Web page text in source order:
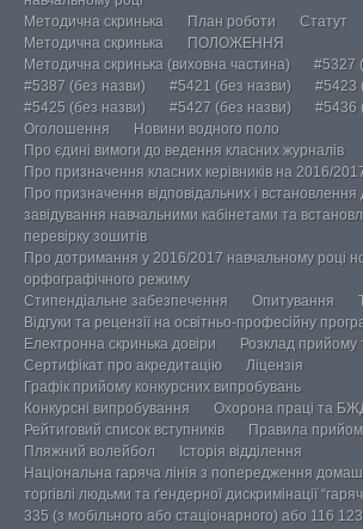
Методична скринька
План роботи Статут
Методична скринька
ПОЛОЖЕННЯ
Методична скринька (виховна частина)
#5327
#5387 (без назви)
#5421 (без назви)
#5423
#5425 (без назви)
#5427 (без назви)
#5436
Оголошення
Новини водного поло
Про єдині вимоги до ведення класних журналів
Про призначення класних керівників на 2016/
Про призначення відповідальних і встановлення
завідування навчальними кабінетами та
перевірку зошитів
Про дотримання у 2016/2017 навчальному році
орфографічного режиму
Стипендіальне забезпечення
Опитування
Відгуки та рецензії на освітньо-професійну
Електронна скринька довіри
Розклад прийому
Сертифікат про акредитацію
Ліцензія
Графік прийому конкурсних випробувань
Конкурсні випробування
Охорона праці та
Рейтиговий список вступників
Правила
Пляжний волейбол
Історія відділення
Національна гаряча лінія з попередження
торгівлі людьми та ґендерної дискримінації
335 (з мобільного або стаціонарного) або 116